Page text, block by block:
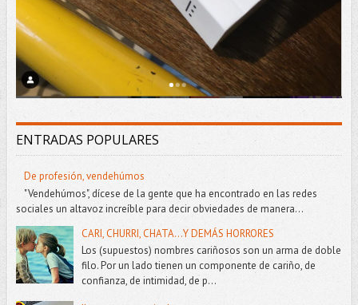
ENTRADAS POPULARES
De profesión, vendehúmos
"Vendehúmos", dícese de la gente que ha encontrado en las redes
sociales un altavoz increíble para decir obviedades de manera...
CARI, CHURRI, CHATA...Y DEMÁS HORRORES
Los (supuestos) nombres cariñosos son un arma de doble
filo. Por un lado tienen un componente de cariño, de
confianza, de intimidad, de p...